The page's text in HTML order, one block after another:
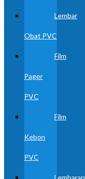
Lembar
Obat PVC
Film
Pager
PVC
Film
Kebon
PVC
Lembaran